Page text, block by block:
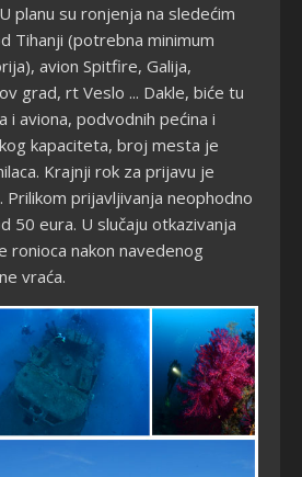
planu su ronjenja na sledećim
Tihanji (potrebna minimum
avion Spitfire, Galija,
grad, rt Veslo ... Dakle, biće tu
aviona, podvodnih pećina i
kapaciteta, broj mesta je
Krajnji rok za prijavu je
Prilikom prijavljivanja neophodno
50 eura. U slučaju otkazivanja
ronioca nakon navedenog
vraća.